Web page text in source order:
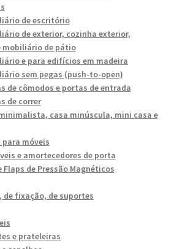
de escritório
de exterior, cozinha exterior,
mobiliário de pátio
e para edifícios em madeira
sem pegas (push-to-open)
de cômodos e portas de entrada
de correr
casa minúscula, mini casa e
móveis
e amortecedores de porta
Flaps de Pressão Magnéticos
de fixação, de suportes
e prateleiras